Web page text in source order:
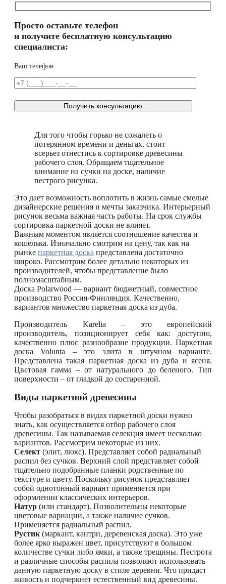
Просто оставьте телефон
и получите бесплатную консультацию
специалиста:
Ваш телефон:
Для того чтобы горько не сожалеть о
потерянном времени и деньгах, стоит
всерьез отнестись к сортировке древесины
рабочего слоя. Обращаем тщательное
внимание на сучки на доске, наличие
пестрого рисунка.
Это дает возможность воплотить в жизнь самые смелые
дизайнерские решения и мечты заказчика. Интерьерный
рисунок весьма важная часть работы. На срок службы
сортировка паркетной доски не влияет.
Важным моментом является соотношение качества и
кошелька. Изначально смотрим на цену, так как на
рынке паркетная доска представлена достаточно
широко. Рассмотрим более детально некоторых из
производителей, чтобы представление было
полномасштабным.
Доска Polarwood — вариант бюджетный, совместное
производство Россия-Финляндия. Качественно,
вариантов множество паркетная доска из дуба.
Производитель Karelia – это европейский
производитель, позиционирует себя как: доступно,
качественно плюс разнообразие продукции. Паркетная
доска Volunta – это элита в штучном варианте.
Представлена такая паркетная доска из дуба и ясеня.
Цветовая гамма – от натурального до беленого. Тип
поверхности – от гладкой до состаренной.
Виды паркетной древесины
Чтобы разобраться в видах паркетной доски нужно
знать, как осуществляется отбор рабочего слоя
древесины. Так называемая селекция имеет несколько
вариантов. Рассмотрим некоторые из них.
Селект (элит, люкс). Представляет собой радиальный
распил без сучков. Верхний слой представляет собой
тщательно подобранные планки родственные по
текстуре и цвету. Поскольку рисунок представляет
собой однотонный вариант применяется при
оформлении классических интерьеров.
Натур (или стандарт). Позволительны некоторые
цветовые вариации, а также наличие сучков.
Применяется радиальный распил.
Рустик (маркант, кантри, деревенская доска). Это уже
более ярко выражен цвет, присутствуют в большом
количестве сучки либо ямки, а также трещины. Пестрота
и различные способы распила позволяют использовать
данную паркетную доску в стиле деревни. Что придаст
живость и подчеркнет естественный вид древесины.